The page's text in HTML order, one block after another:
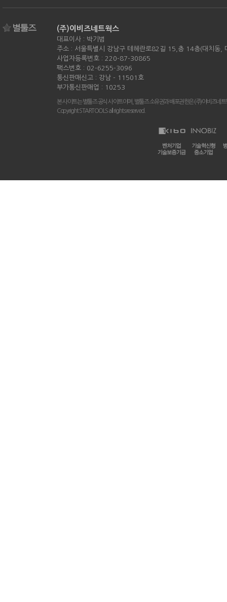
(주)이비즈네트웍스
대표이사 : 박기범
주소 : 서울특별시 강남구 테헤란로82길 15,층 14층(대치동,
사업자등록번호 : 220-87-30865
팩스번호 : 02-6255-3096
통신판매신고 : 강남 - 11501호
부가통신판매업 : 10253
본 사이트는 별툴즈 공식 사이트이며, 별툴즈 소유권과 배포권한은 (주)이비즈네
Copyright STARTOOLS all rights reserved.